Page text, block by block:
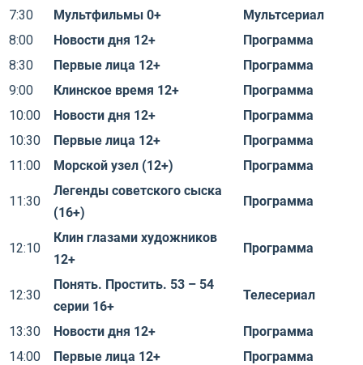
7:30 Мультфильмы 0+
Мультсериал
8:00
Новости дня 12+
Программа
8:30
Первые лица 12+
Программа
9:00
Клинское время 12+
Программа
10:00
Новости дня 12+
Программа
10:30
Первые лица 12+
Программа
11:00
Морской узел (12+) Программа
11:30
Легенды советского сыска
(16+)
Программа
12:10
Клин глазами художников
12+
Программа
12:30
Понять. Простить. 53 – 54
серии 16+
Телесериал
13:30 Новости дня 12+
Программа
14:00
Первые лица 12+ Программа